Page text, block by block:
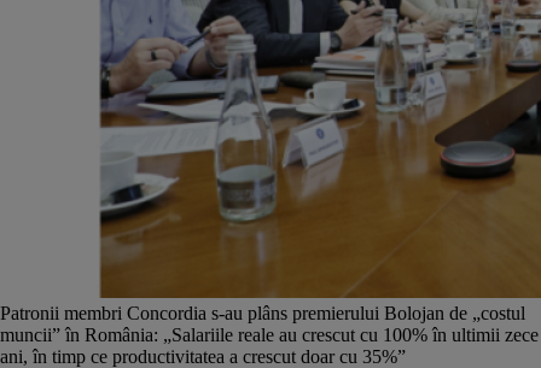
Patronii membri Concordia s-au plâns premierului Bolojan de „costul
muncii” în România: „Salariile reale au crescut cu 100% în ultimii zece
ani, în timp ce productivitatea a crescut doar cu 35%”